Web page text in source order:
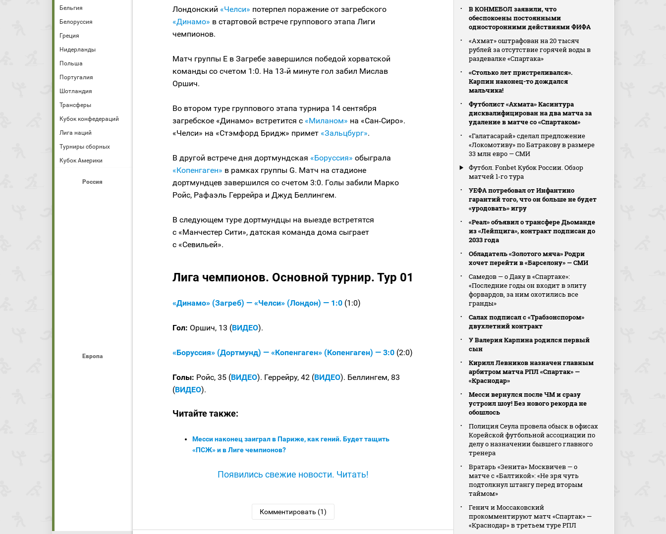
Бельгия
Белоруссия
Греция
Нидерланды
Польша
Португалия
Шотландия
Трансферы
Кубок конфедераций
Лига наций
Турниры сборных
Кубок Америки
Россия
Европа
Лондонский «Челси» потерпел поражение от загребского
«Динамо» в стартовой встрече группового этапа Лиги
чемпионов.
Матч группы Е в Загребе завершился победой хорватской
команды со счетом 1:0. На 13‑й минуте гол забил Мислав
Оршич.
Во втором туре группового этапа турнира 14 сентября
загребское «Динамо» встретится с «Миланом» на «Сан‑Сиро».
«Челси» на «Стэмфорд Бридж» примет «Зальцбург».
В другой встрече дня дортмундская «Боруссия» обыграла
«Копенгаген» в рамках группы G. Матч на стадионе
дортмундцев завершился со счетом 3:0. Голы забили Марко
Ройс, Рафаэль Геррейра и Джуд Беллингем.
В следующем туре дортмундцы на выезде встретятся
с «Манчестер Сити», датская команда дома сыграет
с «Севильей».
Лига чемпионов. Основной турнир. Тур 01
«Динамо» (Загреб) — «Челси» (Лондон) — 1:0 (1:0)
Гол: Оршич, 13 (ВИДЕО).
«Боруссия» (Дортмунд) — «Копенгаген» (Копенгаген) — 3:0 (2:0)
Голы: Ройс, 35 (ВИДЕО). Геррейру, 42 (ВИДЕО). Беллингем, 83
(ВИДЕО).
Читайте также:
Месси наконец заиграл в Париже, как гений. Будет тащить
«ПСЖ» и в Лиге чемпионов?
Появились свежие новости. Читать!
Комментировать (1)
В КОНМЕБОЛ заявили, что
обеспокоены постоянными
односторонними действиями ФИФА
«Ахмат» оштрафован на 20 тысяч
рублей за отсутствие горячей воды в
раздевалке «Спартака»
«Столько лет пристреливался».
Карпин наконец-то дождался
мальчика!
Футболист «Ахмата» Касинтура
дисквалифицирован на два матча за
удаление в матче со «Спартаком»
«Галатасарай» сделал предложение
«Локомотиву» по Батракову в размере
33 млн евро — СМИ
Футбол. Fonbet Кубок России. Обзор
матчей 1-го тура
УЕФА потребовал от Инфантино
гарантий того, что он больше не будет
«уродовать» игру
«Реал» объявил о трансфере Дьоманде
из «Лейпцига», контракт подписан до
2033 года
Обладатель «Золотого мяча» Родри
хочет перейти в «Барселону» — СМИ
Самедов — о Даку в «Спартаке»:
«Последние годы он входит в элиту
форвардов, за ним охотились все
гранды»
Салах подписал с «Трабзонспором»
двухлетний контракт
У Валерия Карпина родился первый
сын
Кирилл Левников назначен главным
арбитром матча РПЛ «Спартак» —
«Краснодар»
Месси вернулся после ЧМ и сразу
устроил шоу! Без нового рекорда не
обошлось
Полиция Сеула провела обыск в офисах
Корейской футбольной ассоциации по
делу о назначении бывшего главного
тренера
Вратарь «Зенита» Москвичев — о
матче с «Балтикой»: «Не зря чуть
подтолкнул штангу перед вторым
таймом»
Генич и Моссаковский
прокомментируют матч «Спартак» —
«Краснодар» в третьем туре РПЛ